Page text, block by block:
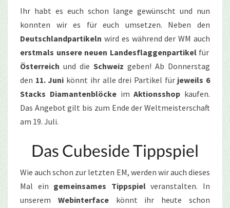
Ihr habt es euch schon lange gewünscht und nun
konnten wir es für euch umsetzen. Neben den
Deutschlandpartikeln wird es während der WM auch
erstmals unsere neuen Landesflaggenpartikelfür
Österreich und die Schweiz geben! Ab Donnerstag
den 11. Juni könnt ihr alle drei Partikel für jeweils 6
Stacks DiamantenblöckeimAktionsshop kaufen.
Das Angebot gilt bis zum Ende der Weltmeisterschaft
am 19. Juli.
Das Cubeside Tippspiel
Wie auch schon zur letzten EM, werden wir auch dieses
Mal ein gemeinsames Tippspielveranstalten. In
unserem Webinterfacekönnt ihr heute schon